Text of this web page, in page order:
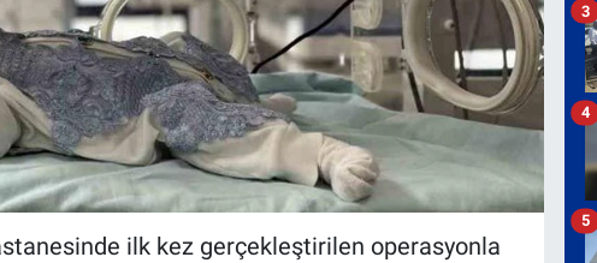
ilk kez gerçekleştirilen operasyonla
3
4
5